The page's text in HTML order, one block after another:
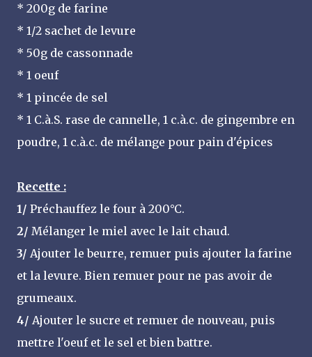
* 200g de farine
* 1/2 sachet de levure
* 50g de cassonnade
* 1 oeuf
* 1 pincée de sel
* 1 C.à.S. rase de cannelle, 1 c.à.c. de gingembre en
poudre, 1 c.à.c. de mélange pour pain d'épices
Recette :
1/ Préchauffez le four à 200°C.
2/ Mélanger le miel avec le lait chaud.
3/ Ajouter le beurre, remuer puis ajouter la farine
et la levure. Bien remuer pour ne pas avoir de
grumeaux.
4/ Ajouter le sucre et remuer de nouveau, puis
mettre l'oeuf et le sel et bien battre.